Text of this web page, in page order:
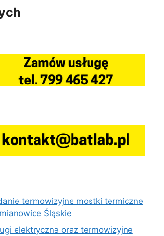
termowizyjne mostki termiczne
Śląskie
elektryczne oraz termowizyjne